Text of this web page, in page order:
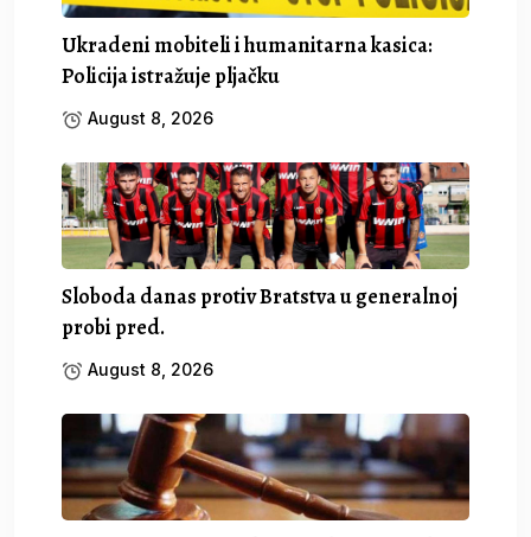
Ukradeni mobiteli i humanitarna kasica:
Policija istražuje pljačku
August 8, 2026
Sloboda danas protiv Bratstva u generalnoj
probi pred.
August 8, 2026